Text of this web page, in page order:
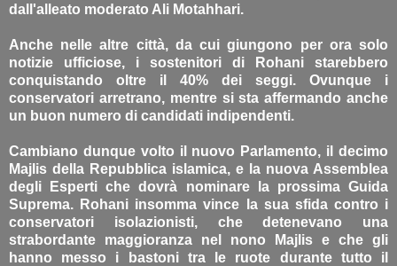
dall'alleato moderato Ali Motahhari.
Anche nelle altre città, da cui giungono per ora solo
notizie ufficiose, i sostenitori di Rohani starebbero
conquistando oltre il 40% dei seggi. Ovunque i
conservatori arretrano, mentre si sta affermando anche
un buon numero di candidati indipendenti.
Cambiano dunque volto il nuovo Parlamento, il decimo
Majlis della Repubblica islamica, e la nuova Assemblea
degli Esperti che dovrà nominare la prossima Guida
Suprema. Rohani insomma vince la sua sfida contro i
conservatori isolazionisti, che detenevano una
strabordante maggioranza nel nono Majlis e che gli
hanno messo i bastoni tra le ruote durante tutto il